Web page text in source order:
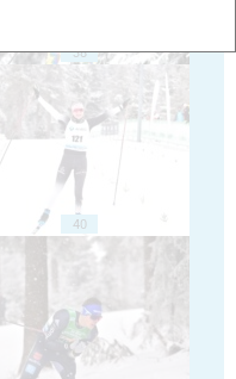
38
40